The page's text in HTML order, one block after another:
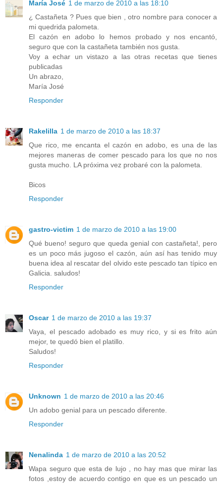
María José 1 de marzo de 2010 a las 18:10
¿ Castañeta ? Pues que bien , otro nombre para conocer a
mi quedrida palometa.
El cazón en adobo lo hemos probado y nos encantó,
seguro que con la castañeta también nos gusta.
Voy a echar un vistazo a las otras recetas que tienes
publicadas
Un abrazo,
María José
Responder
Rakelilla 1 de marzo de 2010 a las 18:37
Que rico, me encanta el cazón en adobo, es una de las
mejores maneras de comer pescado para los que no nos
gusta mucho. LA próxima vez probaré con la palometa.
Bicos
Responder
gastro-victim 1 de marzo de 2010 a las 19:00
Qué bueno! seguro que queda genial con castañeta!, pero
es un poco más jugoso el cazón, aún así has tenido muy
buena idea al rescatar del olvido este pescado tan típico en
Galicia. saludos!
Responder
Oscar 1 de marzo de 2010 a las 19:37
Vaya, el pescado adobado es muy rico, y si es frito aún
mejor, te quedó bien el platillo.
Saludos!
Responder
Unknown 1 de marzo de 2010 a las 20:46
Un adobo genial para un pescado diferente.
Responder
Nenalinda 1 de marzo de 2010 a las 20:52
Wapa seguro que esta de lujo , no hay mas que mirar las
fotos ,estoy de acuerdo contigo en que es un pescado un